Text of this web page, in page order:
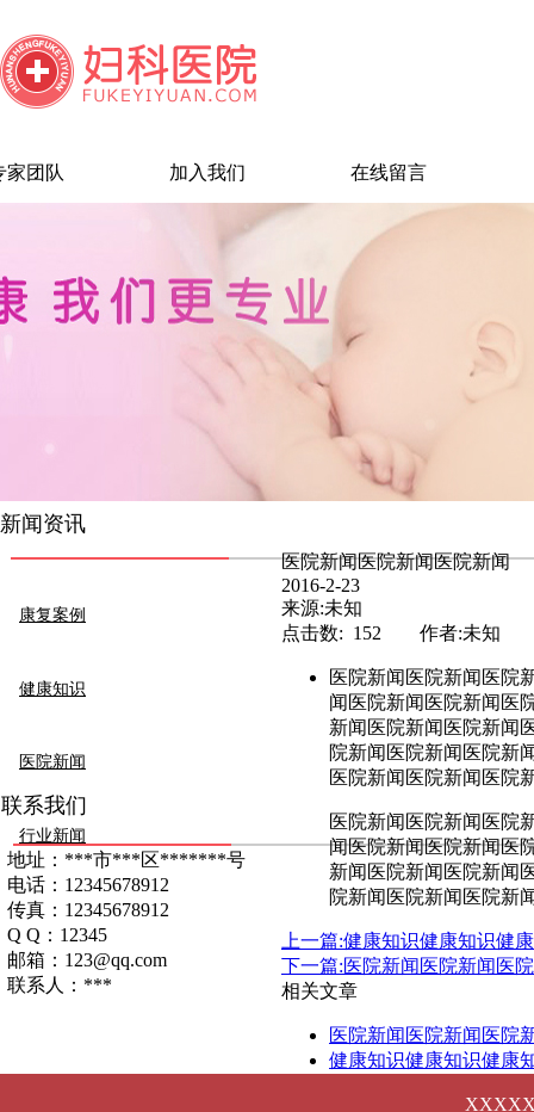
家团队 加入我们 在线留言
新闻资讯
康复案例
健康知识
医院新闻
行业新闻
联系我们
地址：***市***区*******号
电话：12345678912
传真：12345678912
Q Q：12345
邮箱：123@qq.com
联系人：***
医院新闻医院新闻医院新闻
2016-2-23
来源:未知
点击数: 152 作者:未知
医院新闻医院新闻医院
闻医院新闻医院新闻医
新闻医院新闻医院新闻
院新闻医院新闻医院新
医院新闻医院新闻医院
医院新闻医院新闻医院
闻医院新闻医院新闻医
新闻医院新闻医院新闻
院新闻医院新闻医院新
上一篇:健康知识健康知识健
下一篇:医院新闻医院新闻医
相关文章
医院新闻医院新闻医院
健康知识健康知识健康